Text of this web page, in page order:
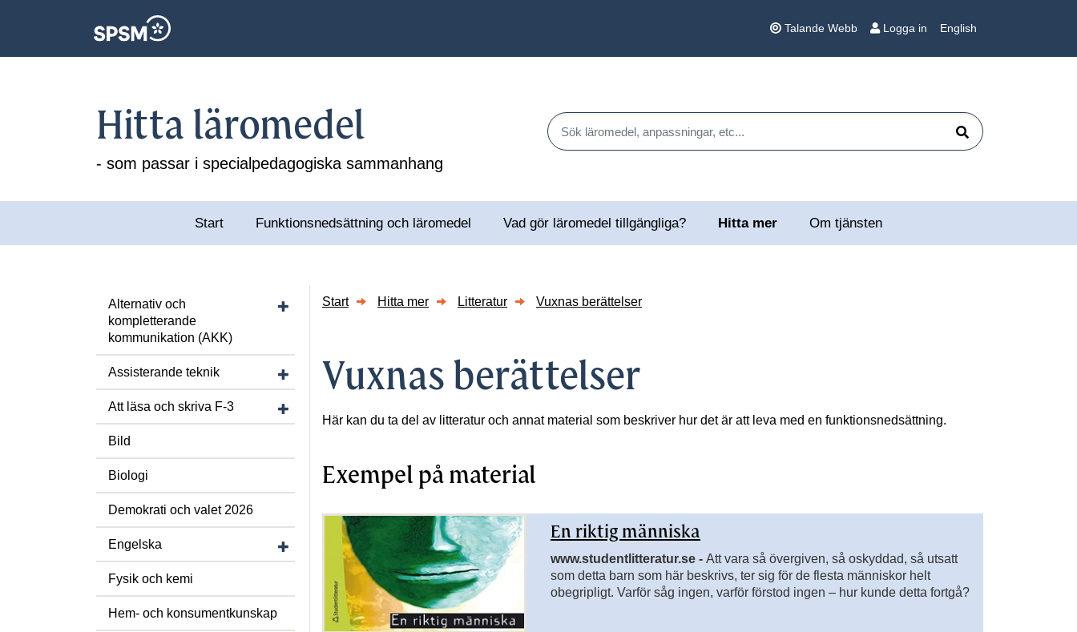
Talande Webb Logga in English
Hitta läromedel
- som passar i specialpedagogiska sammanhang
Sök läromedel, anpassningar, etc...
Sök
Start Funktionsnedsättning och läromedel Vad gör läromedel tillgängliga? Hitta mer Om tjänsten
Alternativ och
kompletterande
kommunikation (AKK)
Visa/dölj undersidor till Alternativ och kompletterande kommunikation (AKK)
Assisterande teknik Visa/dölj undersidor till Assisterande teknik
Att läsa och skriva F-3
Bild
Biologi
Demokrati och valet 2026
Engelska Visa/dölj undersidor till Engelska
Fysik och kemi
Hem- och konsumentkunskap
Start Hitta mer Litteratur Vuxnas berättelser
Vuxnas berättelser
Här kan du ta del av litteratur och annat material som beskriver hur det är att leva med en funktionsnedsättning.
Exempel på material
En riktig människa
www.studentlitteratur.se - Att vara så övergiven, så oskyddad, så utsatt
som detta barn som här beskrivs, ter sig för de flesta människor helt
obegripligt. Varför såg ingen, varför förstod ingen – hur kunde detta fortgå?